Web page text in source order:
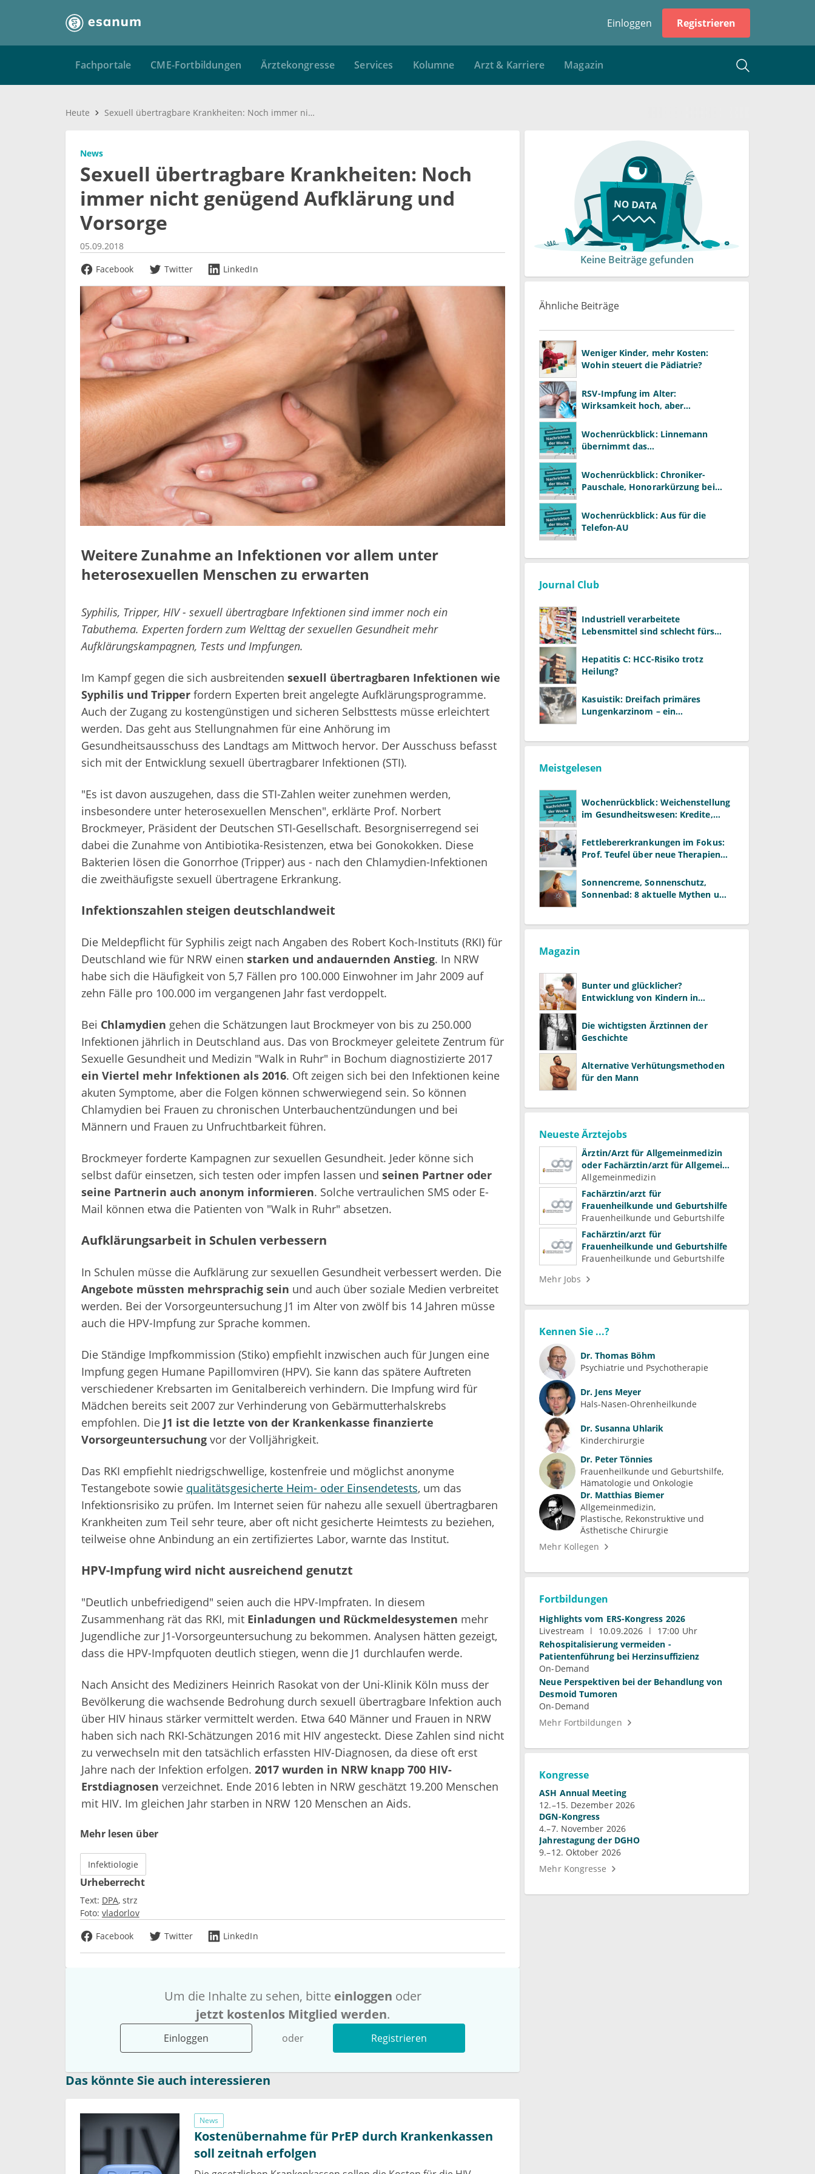
Einloggen Registrieren
Fachportale CME-Fortbildungen Ärztekongresse Services Kolumne Arzt & Karriere Magazin
Heute Sexuell übertragbare Krankheiten: Noch immer nicht genügend Aufklärung und Vorsorge
News
Sexuell übertragbare Krankheiten: Noch
immer nicht genügend Aufklärung und
Vorsorge
05.09.2018
Facebook
Twitter LinkedIn
Weitere Zunahme an Infektionen vor allem unter
heterosexuellen Menschen zu erwarten
Syphilis, Tripper, HIV - sexuell übertragbare Infektionen sind immer noch ein
Tabuthema. Experten fordern zum Welttag der sexuellen Gesundheit mehr
Aufklärungskampagnen, Tests und Impfungen.
Im Kampf gegen die sich ausbreitenden sexuell übertragbaren Infektionen wie
Syphilis und Tripperfordern Experten breit angelegte Aufklärungsprogramme.
Auch der Zugang zu kostengünstigen und sicheren Selbsttests müsse erleichtert
werden. Das geht aus Stellungnahmen für eine Anhörung im
Gesundheitsausschuss des Landtags am Mittwoch hervor. Der Ausschuss befasst
sich mit der Entwicklung sexuell übertragbarer Infektionen (STI).
"Es ist davon auszugehen, dass die STI-Zahlen weiter zunehmen werden,
insbesondere unter heterosexuellen Menschen", erklärte Prof. Norbert
Brockmeyer, Präsident der Deutschen STI-Gesellschaft. Besorgniserregend sei
dabei die Zunahme von Antibiotika-Resistenzen, etwa bei Gonokokken. Diese
Bakterien lösen die Gonorrhoe (Tripper) aus - nach den Chlamydien-Infektionen
die zweithäufigste sexuell übertragene Erkrankung.
Infektionszahlen steigen deutschlandweit
Die Meldepflicht für Syphilis zeigt nach Angaben des Robert Koch-Instituts (RKI) für
Deutschland wie für NRW einen starken und andauernden Anstieg. In NRW
habe sich die Häufigkeit von 5,7 Fällen pro 100.000 Einwohner im Jahr 2009 auf
zehn Fälle pro 100.000 im vergangenen Jahr fast verdoppelt.
Bei Chlamydien gehen die Schätzungen laut Brockmeyer von bis zu 250.000
Infektionen jährlich in Deutschland aus. Das von Brockmeyer geleitete Zentrum für
Sexuelle Gesundheit und Medizin "Walk in Ruhr" in Bochum diagnostizierte 2017
ein Viertel mehr Infektionen als 2016. Oft zeigen sich bei den Infektionen keine
akuten Symptome, aber die Folgen können schwerwiegend sein. So können
Chlamydien bei Frauen zu chronischen Unterbauchentzündungen und bei
Männern und Frauen zu Unfruchtbarkeit führen.
Brockmeyer forderte Kampagnen zur sexuellen Gesundheit. Jeder könne sich
selbst dafür einsetzen, sich testen oder impfen lassen und seinen Partner oder
seine Partnerin auch anonym informieren. Solche vertraulichen SMS oder E-
Mail können etwa die Patienten von "Walk in Ruhr" absetzen.
Aufklärungsarbeit in Schulen verbessern
In Schulen müsse die Aufklärung zur sexuellen Gesundheit verbessert werden. Die
Angebote müssten mehrsprachig sein und auch über soziale Medien verbreitet
werden. Bei der Vorsorgeuntersuchung J1 im Alter von zwölf bis 14 Jahren müsse
auch die HPV-Impfung zur Sprache kommen.
Die Ständige Impfkommission (Stiko) empfiehlt inzwischen auch für Jungen eine
Impfung gegen Humane Papillomviren (HPV). Sie kann das spätere Auftreten
verschiedener Krebsarten im Genitalbereich verhindern. Die Impfung wird für
Mädchen bereits seit 2007 zur Verhinderung von Gebärmutterhalskrebs
empfohlen. Die J1 ist die letzte von der Krankenkasse finanzierte
Vorsorgeuntersuchungvor der Volljährigkeit.
Das RKI empfiehlt niedrigschwellige, kostenfreie und möglichst anonyme
Testangebote sowie qualitätsgesicherte Heim- oder Einsendetests, um das
Infektionsrisiko zu prüfen. Im Internet seien für nahezu alle sexuell übertragbaren
Krankheiten zum Teil sehr teure, aber oft nicht gesicherte Heimtests zu beziehen,
teilweise ohne Anbindung an ein zertifiziertes Labor, warnte das Institut.
HPV-Impfung wird nicht ausreichend genutzt
"Deutlich unbefriedigend" seien auch die HPV-Impfraten. In diesem
Zusammenhang rät das RKI, mit Einladungen und Rückmeldesystemen mehr
Jugendliche zur J1-Vorsorgeuntersuchung zu bekommen. Analysen hätten gezeigt,
dass die HPV-Impfquoten deutlich stiegen, wenn die J1 durchlaufen werde.
Nach Ansicht des Mediziners Heinrich Rasokat von der Uni-Klinik Köln muss der
Bevölkerung die wachsende Bedrohung durch sexuell übertragbare Infektion auch
über HIV hinaus stärker vermittelt werden. Etwa 640 Männer und Frauen in NRW
haben sich nach RKI-Schätzungen 2016 mit HIV angesteckt. Diese Zahlen sind nicht
zu verwechseln mit den tatsächlich erfassten HIV-Diagnosen, da diese oft erst
Jahre nach der Infektion erfolgen. 2017 wurden in NRW knapp 700 HIV-
Erstdiagnosen verzeichnet. Ende 2016 lebten in NRW geschätzt 19.200 Menschen
mit HIV. Im gleichen Jahr starben in NRW 120 Menschen an Aids.
Mehr lesen über
Infektiologie
Urheberrecht
Text: DPA strz
Foto: vladorlov
Facebook
Twitter LinkedIn
Um die Inhalte zu sehen, bitte einloggen oder
jetzt kostenlos Mitglied werden.
Einloggen oder Registrieren
Das könnte Sie auch interessieren
News
Kostenübernahme für PrEP durch Krankenkassen
soll zeitnah erfolgen
Keine Beiträge gefunden
Ähnliche Beiträge
Weniger Kinder, mehr Kosten:
Wohin steuert die Pädiatrie?
RSV-Impfung im Alter:
Wirksamkeit hoch, aber
Wochenrückblick: Linnemann
übernimmt das
Warken
Wochenrückblick: Chroniker-
Pauschale, Honorarkürzung bei
Wochenrückblick: Aus für die
Telefon-AU
Journal Club
Industriell verarbeitete
Lebensmittel sind schlecht fürs
Hepatitis C: HCC-Risiko trotz
Heilung?
Kasuistik: Dreifach primäres
Lungenkarzinom – ein
Meistgelesen
Wochenrückblick: Weichenstellung
im Gesundheitswesen: Kredite,
Fettlebererkrankungen im Fokus:
Prof. Teufel über neue Therapien
Sonnencreme, Sonnenschutz,
Sonnenbad: 8 aktuelle Mythen und
Magazin
Bunter und glücklicher?
Entwicklung von Kindern in
Die wichtigsten Ärztinnen der
Geschichte
Alternative Verhütungsmethoden
für den Mann
Neueste Ärztejobs
Ärztin/Arzt für Allgemeinmedizin
oder Fachärztin/arzt für Allgemein-
und Familienmedizin für
Psychiatrie und
Psychotherapeutische Medizin
Allgemeinmedizin
Fachärztin/arzt für
Frauenheilkunde und Geburtshilfe
Frauenheilkunde und Geburtshilfe
Fachärztin/arzt für
Frauenheilkunde und Geburtshilfe
Frauenheilkunde und Geburtshilfe
Mehr Jobs
Kennen Sie ...?
Dr. Thomas Böhm
Psychiatrie und Psychotherapie
Dr. Jens Meyer
Hals-Nasen-Ohrenheilkunde
Dr. Susanna Uhlarik
Kinderchirurgie
Dr. Peter Tönnies
Frauenheilkunde und Geburtshilfe
Hämatologie und Onkologie
Dr. Matthias Biemer
Allgemeinmedizin
Plastische, Rekonstruktive und
Ästhetische Chirurgie
Mehr Kollegen
Fortbildungen
Highlights vom ERS-Kongress 2026
Livestream
10.09.2026
17:00 Uhr
Rehospitalisierung vermeiden -
Patientenführung bei Herzinsuffizienz
On-Demand
Neue Perspektiven bei der Behandlung von
Desmoid Tumoren
On-Demand
Mehr Fortbildungen
Kongresse
ASH Annual Meeting
12.–15. Dezember 2026
DGN-Kongress
4.–7. November 2026
Jahrestagung der DGHO
9.–12. Oktober 2026
Mehr Kongresse